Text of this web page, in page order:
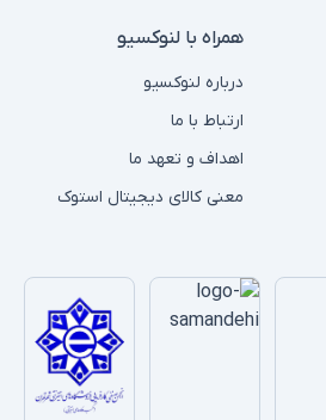
همراه با لنوکسیو
درباره لنوکسیو
ارتباط با ما
اهداف و تعهد ما
معنی کالای دیجیتال استوک